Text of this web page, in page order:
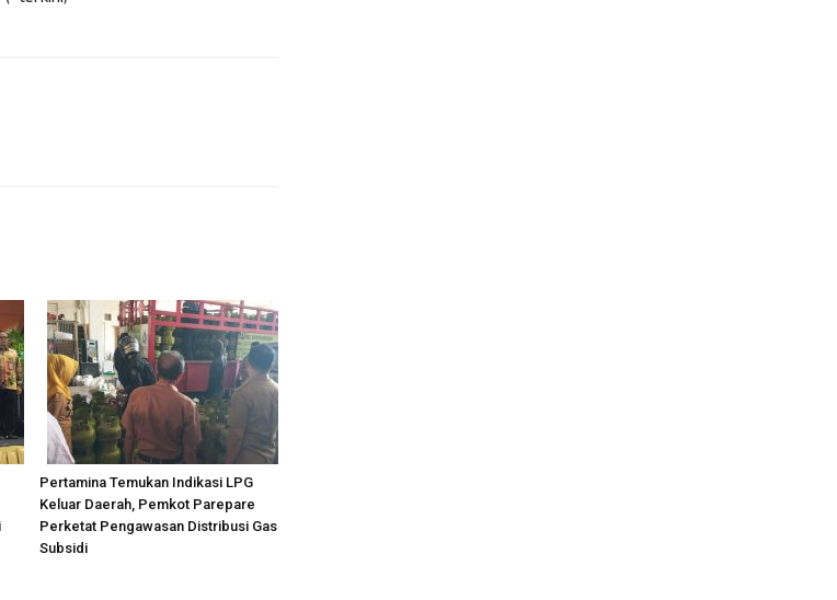
Pertamina Temukan Indikasi LPG
Keluar Daerah, Pemkot Parepare
Perketat Pengawasan Distribusi Gas
Subsidi